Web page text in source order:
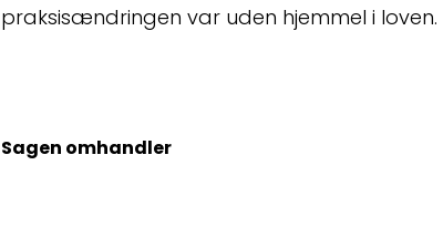
praksisændringen var uden hjemmel i loven.
Sagen omhandler